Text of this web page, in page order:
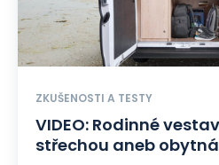
ZKUŠENOSTI A TESTY
VIDEO: Rodinné
střechou aneb